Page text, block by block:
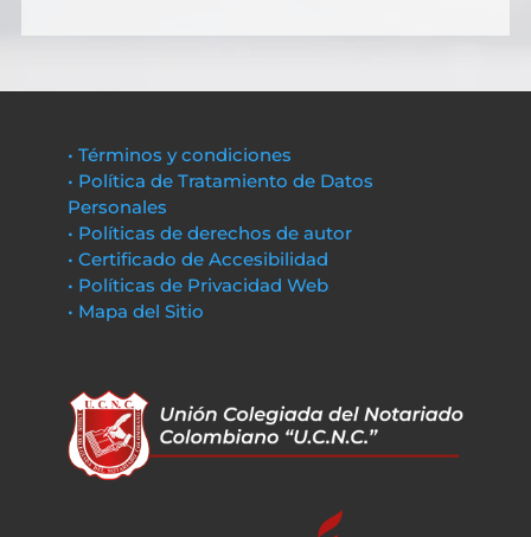
• Términos y condiciones
• Política de Tratamiento de Datos
Personales
• Políticas de derechos de autor
• Certificado de Accesibilidad
• Políticas de Privacidad Web
• Mapa del Sitio